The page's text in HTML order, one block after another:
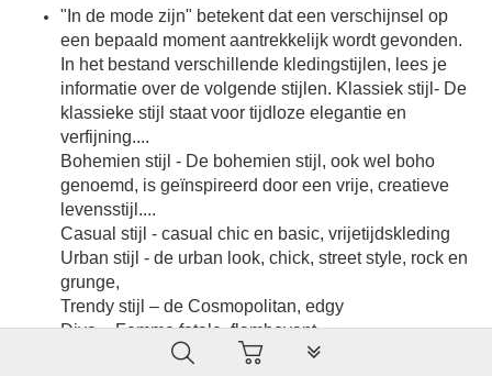
"In de mode zijn" betekent dat een verschijnsel op
een bepaald moment aantrekkelijk wordt gevonden.
In het bestand verschillende kledingstijlen, lees je
informatie over de volgende stijlen. Klassiek stijl- De
klassieke stijl staat voor tijdloze elegantie en
verfijning....
Bohemien stijl - De bohemien stijl, ook wel boho
genoemd, is geïnspireerd door een vrije, creatieve
levensstijl....
Casual stijl - casual chic en basic, vrijetijdskleding
Urban stijl - de urban look, chick, street style, rock en
grunge,
Trendy stijl – de Cosmopolitan, edgy
Diva – Femme fatale, flamboyant
Creatief stijl – arty en retro stijl. Mode komt niet alleen